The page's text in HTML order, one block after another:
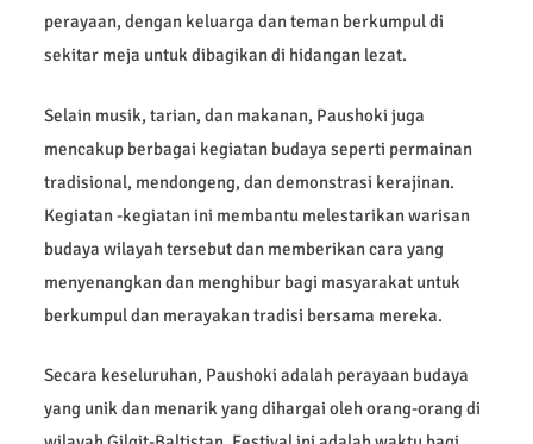
perayaan, dengan keluarga dan teman berkumpul di
sekitar meja untuk dibagikan di hidangan lezat.
Selain musik, tarian, dan makanan, Paushoki juga
mencakup berbagai kegiatan budaya seperti permainan
tradisional, mendongeng, dan demonstrasi kerajinan.
Kegiatan -kegiatan ini membantu melestarikan warisan
budaya wilayah tersebut dan memberikan cara yang
menyenangkan dan menghibur bagi masyarakat untuk
berkumpul dan merayakan tradisi bersama mereka.
Secara keseluruhan, Paushoki adalah perayaan budaya
yang unik dan menarik yang dihargai oleh orang-orang di